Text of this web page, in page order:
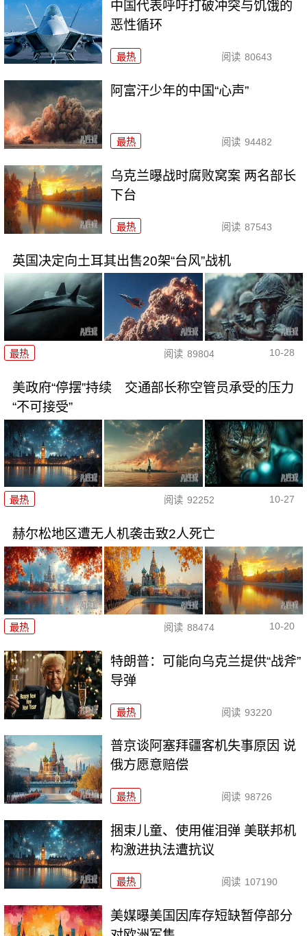
中国代表呼吁打破冲突与饥饿的
恶性循环
最热 阅读 80643
阿富汗少年的中国“心声”
最热 阅读 94482
乌克兰曝战时腐败窝案 两名部长
下台
最热 阅读 87543
英国决定向土耳其出售20架“台风”战机
最热 阅读 89804 10-28
美政府“停摆”持续 交通部长称空管员承受的压力
“不可接受”
最热 阅读 92252 10-27
赫尔松地区遭无人机袭击致2人死亡
最热 阅读 88474 10-20
特朗普：可能向乌克兰提供“战斧”
导弹
最热 阅读 93220
普京谈阿塞拜疆客机失事原因 说
俄方愿意赔偿
最热 阅读 98726
捆束儿童、使用催泪弹 美联邦机
构激进执法遭抗议
最热 阅读 107190
美媒曝美国因库存短缺暂停部分